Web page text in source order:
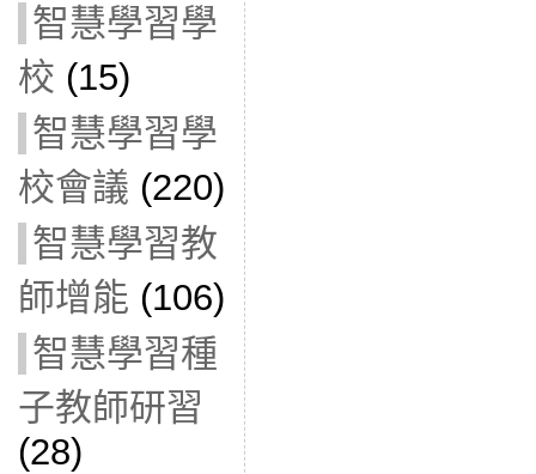
智慧學習學
校 (15)
智慧學習學
校會議 (220)
智慧學習教
師增能 (106)
智慧學習種
子教師研習
(28)